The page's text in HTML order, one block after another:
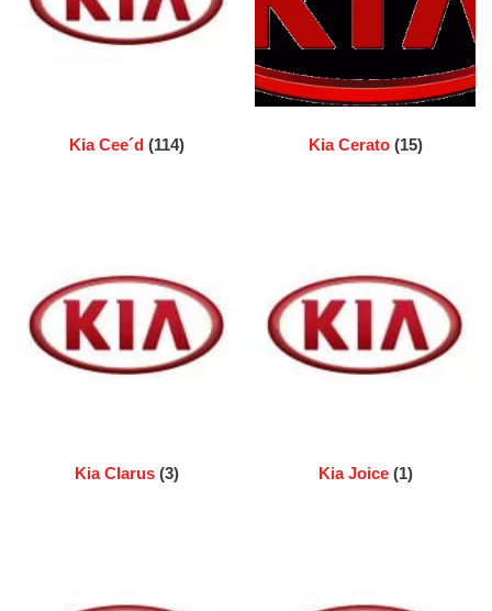
Kia Cee´d (114) Kia Cerato (15)
Kia Clarus (3) Kia Joice (1)